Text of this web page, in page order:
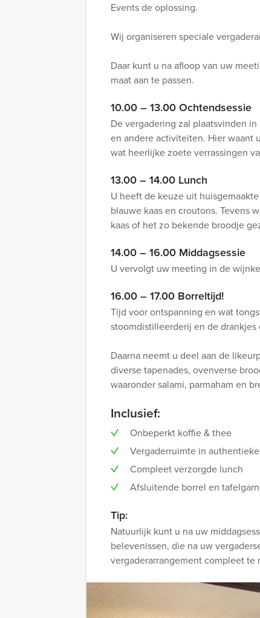
Events de oplossing.
Wij organiseren speciale
Daar kunt u na afloop van uw
maat aan te passen.
10.00 – 13.00 Ochtendsessie
De vergadering zal plaatsvinden
en andere activiteiten. Hier waant
wat heerlijke zoete verrassingen
13.00 – 14.00 Lunch
U heeft de keuze uit
blauwe kaas en croutons. Tevens
kaas of het zo bekende broodje
14.00 – 16.00 Middagsessie
U vervolgt uw meeting in de
16.00 – 17.00 Borreltijd!
Tijd voor ontspanning en wat
stoomdistilleerderij en de
Daarna neemt u deel aan de
diverse tapenades, ovenverse
waaronder salami, parmaham en
Inclusief:
Onbeperkt koffie & thee
Vergaderruimte in
Compleet verzorgde lunch
Afsluitende borrel en
Tip:
Natuurlijk kunt u na uw
belevenissen, die na uw
vergaderarrangement compleet te